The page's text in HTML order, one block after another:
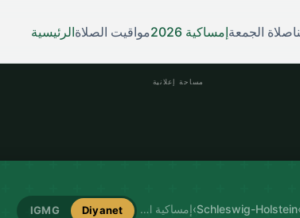
الرئيسيةمواقيت الصلاة إمساكية 2026صلاة الجمعة
مساحة إعلانية
›
Schleswig-Holstein
› إمساكية Kiel Diyanet
IGMG